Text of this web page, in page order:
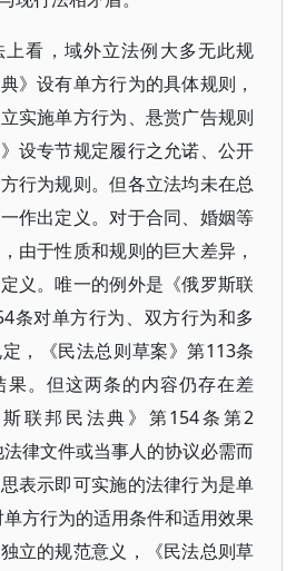
看，域外立法例大多无此规
》设有单方行为的具体规则，
实施单方行为、悬赏广告规则
设专节规定履行之允诺、公开
行为规则。但各立法均未在总
作出定义。对于合同、婚姻等
由于性质和规则的巨大差异，
义。唯一的例外是《俄罗斯联
条对单方行为、双方行为和多
，《民法总则草案》第113条
。但这两条的内容仍存在差
联邦民法典》第154条第2
律文件或当事人的协议必需而
表示即可实施的法律行为是单
方行为的适用条件和适用效果
立的规范意义，《民法总则草